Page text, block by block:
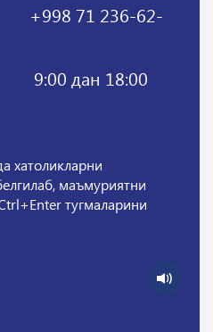
+998 71 236-62-
9:00 дан 18:00
хатоликларни
маъмуриятни
тугмаларини